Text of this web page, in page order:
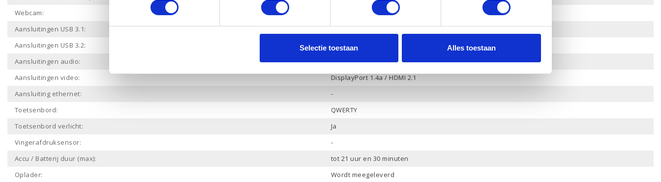
Selectie toestaan Alles toestaan
Webcam:
Aansluitingen USB 3.1:
1
Aansluitingen USB 3.2:
3
Aansluitingen audio:
Hoofdtelefoon / Microfoon combo
Aansluitingen video:
DisplayPort 1.4a / HDMI 2.1
Aansluiting ethernet:
-
Toetsenbord:
QWERTY
Toetsenbord verlicht:
Ja
Vingerafdruksensor:
-
Accu / Batterij duur (max):
tot 21 uur en 30 minuten
Oplader:
Wordt meegeleverd